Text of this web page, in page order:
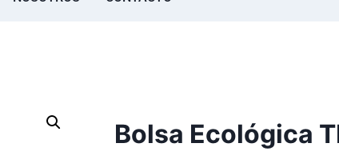
Bolsa Ecológica